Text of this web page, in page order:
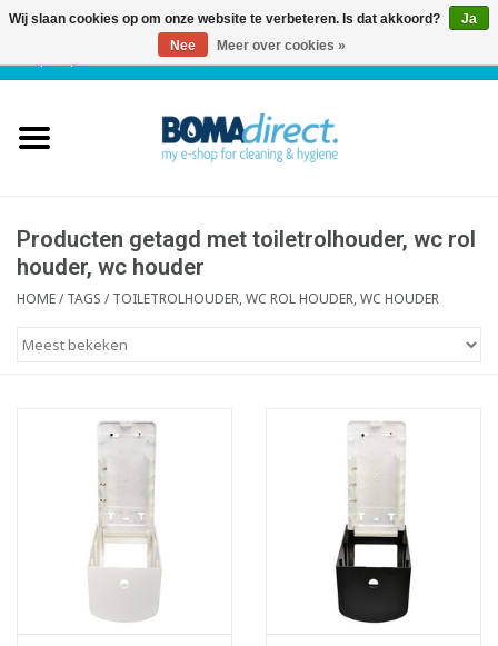
Klantenservice
Blog
Producten getagd met toiletrolhouder, wc rol
houder, wc houder
HOME/TAGS /TOILETROLHOUDER, WC ROL HOUDER, WC HOUDER
Wij slaan cookies op om onze website te verbeteren. Is dat akkoord?
Ja
Nee
Meer over cookies »